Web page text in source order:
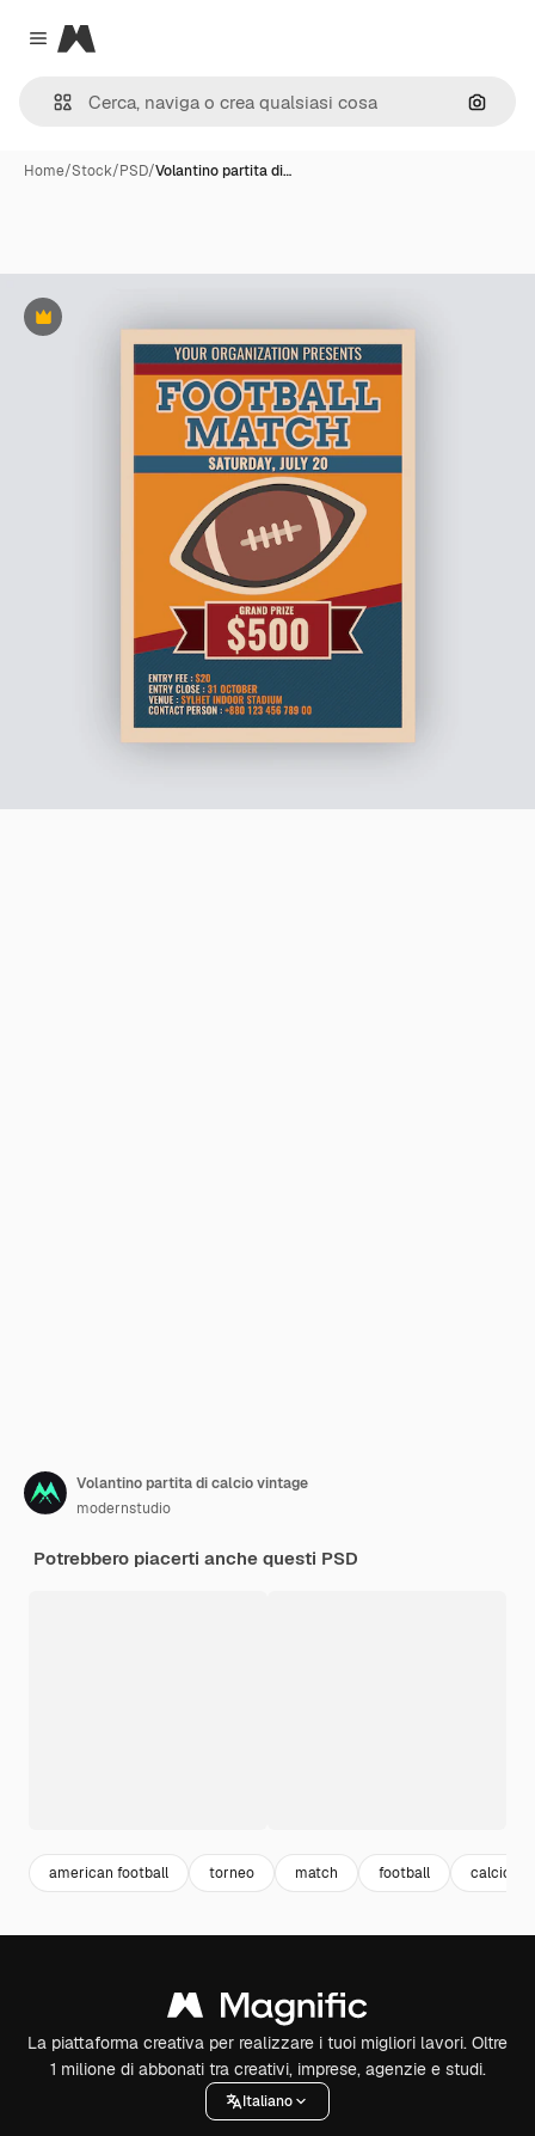
Close menu
Magnific
Cerca
Home/Stock/PSD/Volantino partita di…
Premium
Volantino partita di calcio vintage
modernstudio
Potrebbero piacerti anche questi PSD
american football torneo match football calcio
La piattaforma creativa per realizzare i tuoi migliori lavori. Oltre
1 milione di abbonati tra creativi, imprese, agenzie e studi.
Italiano